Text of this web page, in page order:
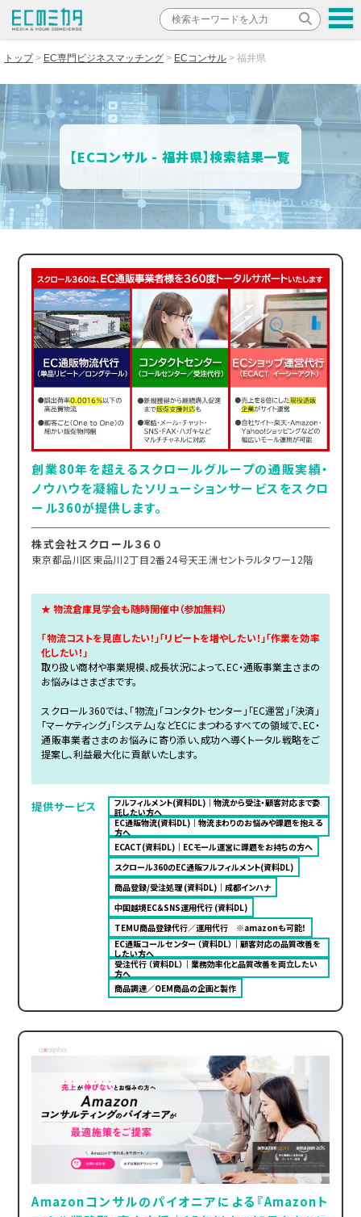
トップ EC専門ビジネスマッチング ECコンサル 福井県
【ECコンサル - 福井県】検索結果一覧
創業80年を超えるスクロールグループの通販実績・
ノウハウを凝縮したソリューションサービスをスクロ
ール360が提供します。
株式会社スクロール３６０
東京都品川区東品川2丁目2番24号天王洲セントラルタワー12階
★ 物流倉庫見学会も随時開催中（参加無料）
「物流コストを見直したい！」「リピートを増やしたい！」「作業を効率
化したい！」
取り扱い商材や事業規模、成長状況によって、EC・通販事業主さまの
お悩みはさまざまです。
スクロール360では、「物流」「コンタクトセンター」「EC運営」「決済」
「マーケティング」「システム」などECにまつわるすべての領域で、EC・
通販事業者さまのお悩みに寄り添い、成功へ導くトータル戦略をご
提案し、利益最大化に貢献いたします。
提供サービス
フルフィルメント(資料DL)｜物流から受注・顧客対応まで委
託したい方へ
EC通販物流(資料DL)｜物流まわりのお悩みや課題を抱える
方へ
ECACT(資料DL)｜ECモール運営に課題をお持ちの方へ
スクロール360のEC通販フルフィルメント(資料DL)
商品登録/受注処理 (資料DL)｜成都インハナ
中国越境EC＆SNS運用代行 (資料DL)
TEMU商品登録代行／運用代行 ※amazonも可能！
EC通販コールセンター （資料DL）｜顧客対応の品質改善を
したい方へ
受注代行 （資料DL）｜業務効率化と品質改善を両立したい
方へ
商品調達／OEM商品の企画と製作
Amazonコンサルのパイオニアによる『Amazonト